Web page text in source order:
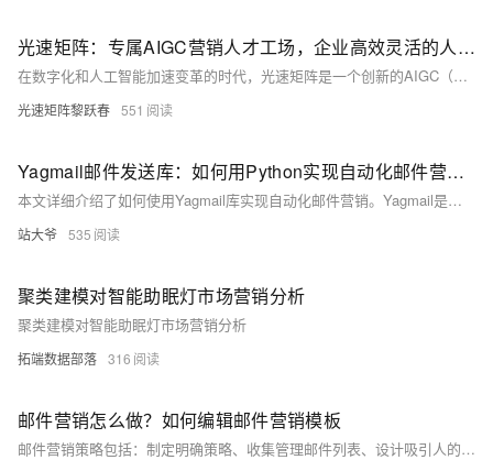
光速矩阵：专属AIGC营销人才工场，企业高效灵活的人才共享平台
在数字化和人工智能加速变革的时代，光速矩阵是一个创新的AIGC（人工智能生成内容）人才共享平台，为企业提供从创意策划到内容分发的全流程支持。平台汇聚了各类AIGC人才，通过智能匹配系统和灵活用工模式，帮助企业高效、低成本地获取优质内容创作服务，实现品牌营销的卓越增长。
光速矩阵黎跃春 551
Yagmail邮件发送库：如何用Python实现自动化邮件营销？
本文详细介绍了如何使用Yagmail库实现自动化邮件营销。Yagmail是一个简洁强大的Python库，能简化邮件发送流程，支持文本、HTML邮件及附件发送，适用于数字营销场景。文章涵盖了Yagmail的基本使用、高级功能、案例分析及最佳实践，帮助读者轻松上手。
站大爷 535
聚类建模对智能助眠灯市场营销分析
聚类建模对智能助眠灯市场营销分析
拓端数据部落 316
邮件营销怎么做？如何编辑邮件营销模板
邮件营销策略包括：制定明确策略、收集管理邮件列表、设计吸引人的内容、个性化邮件及设定CTA。编辑模板关键步骤有：选择适合品牌风格的模板、设计简洁布局、使用高质量图片和颜色、确保兼容性和响应式设计，以及测试和优化。这样可提升邮件打开率和点击率，提高营销效果。